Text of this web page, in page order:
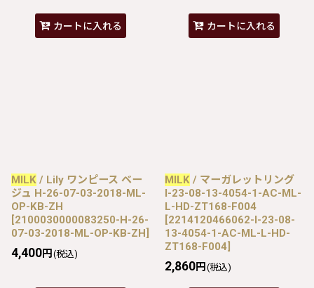
カートに入れる カートに入れる
MILK / Lily ワンピース ベー
ジュ H-26-07-03-2018-ML-
OP-KB-ZH
[2100030000083250-H-26-
07-03-2018-ML-OP-KB-ZH]
4,400円 (税込)
MILK / マーガレットリング
I-23-08-13-4054-1-AC-ML-
L-HD-ZT168-F004
[2214120466062-I-23-08-
13-4054-1-AC-ML-L-HD-
ZT168-F004]
2,860円 (税込)